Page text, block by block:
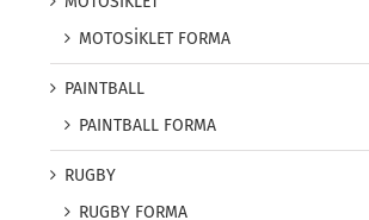
MOTOSİKLET FORMA
PAINTBALL
PAINTBALL FORMA
RUGBY
RUGBY FORMA